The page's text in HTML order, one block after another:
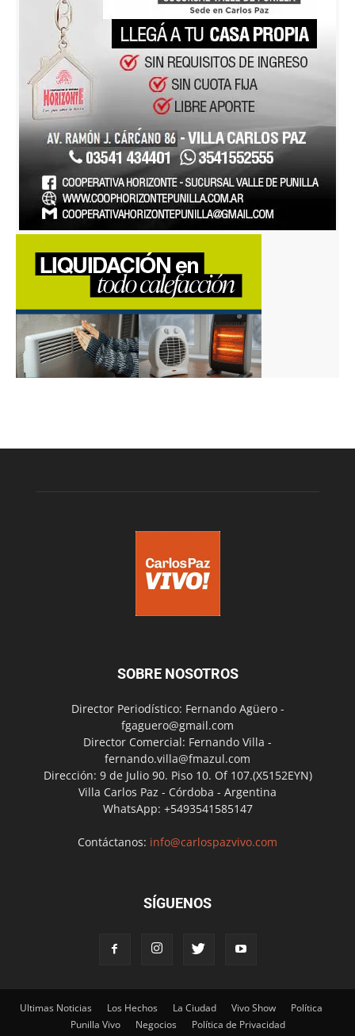
SOBRE NOSOTROS
Director Periodístico: Fernando Agüero -
fgaguero@gmail.com
Director Comercial: Fernando Villa -
fernando.villa@fmazul.com
Dirección: 9 de Julio 90. Piso 10. Of 107.(X5152EYN)
Villa Carlos Paz - Córdoba - Argentina
WhatsApp: +5493541585147
Contáctanos: info@carlospazvivo.com
SÍGUENOS
Ultimas Noticias Los Hechos La Ciudad Vivo Show
Política
Punilla Vivo
Negocios Política de Privacidad